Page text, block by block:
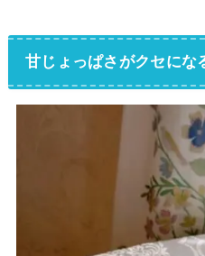
甘じょっぱさがクセにな